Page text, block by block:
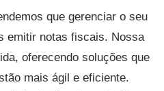
que gerenciar o seu
emitir notas fiscais. Nossa
oferecendo soluções que
mais ágil e eficiente.